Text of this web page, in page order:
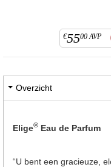
€5500 AVP
Overzicht
Elige® Eau de Parfum
“U bent een gracieuze,